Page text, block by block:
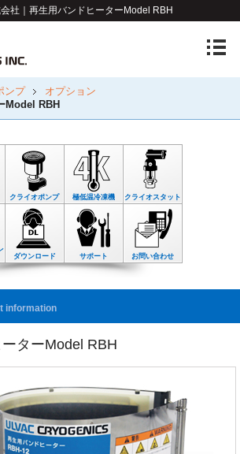
社｜再生用バンドヒーターModel RBH
ンプ
オプション
Model RBH
クライオポンプ 極低温冷凍機 クライオスタット
ダウンロード サポート お問い合わせ
information
ターModel RBH